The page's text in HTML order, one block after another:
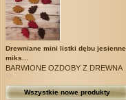
Drewniane mini listki dębu jesienne
miks...
BARWIONE OZDOBY Z DREWNA
Wszystkie nowe produkty